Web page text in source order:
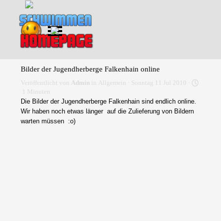
Direkt zum Seiteninhalt
Menü überspringen
Bilder der Jugendherberge Falkenhain online
Veröffentlicht von Admin in Allgemein · Sonntag 11 Jul 2010 ·
1 Minuten
Die Bilder der Jugendherberge Falkenhain sind endlich online.
Wir haben noch etwas länger auf die Zulieferung von Bildern
warten müssen :o)